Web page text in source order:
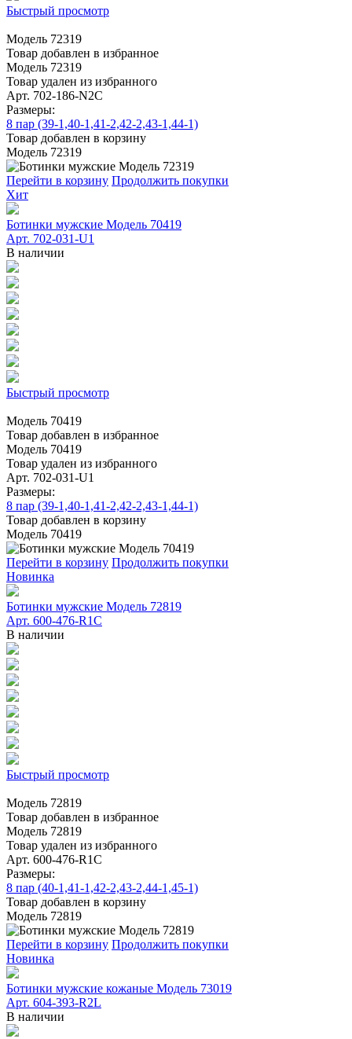
Быстрый просмотр
Модель 72319
Товар добавлен в избранное
Модель 72319
Товар удален из избранного
Арт. 702-186-N2C
Размеры:
8 пар (39-1,40-1,41-2,42-2,43-1,44-1)
Товар добавлен в корзину
Модель 72319
Перейти в корзину Продолжить покупки
Хит
Ботинки мужские Модель 70419
Арт. 702-031-U1
В наличии
Быстрый просмотр
Модель 70419
Товар добавлен в избранное
Модель 70419
Товар удален из избранного
Арт. 702-031-U1
Размеры:
8 пар (39-1,40-1,41-2,42-2,43-1,44-1)
Товар добавлен в корзину
Модель 70419
Перейти в корзину Продолжить покупки
Новинка
Ботинки мужские Модель 72819
Арт. 600-476-R1C
В наличии
Быстрый просмотр
Модель 72819
Товар добавлен в избранное
Модель 72819
Товар удален из избранного
Арт. 600-476-R1C
Размеры:
8 пар (40-1,41-1,42-2,43-2,44-1,45-1)
Товар добавлен в корзину
Модель 72819
Перейти в корзину Продолжить покупки
Новинка
Ботинки мужские кожаные Модель 73019
Арт. 604-393-R2L
В наличии